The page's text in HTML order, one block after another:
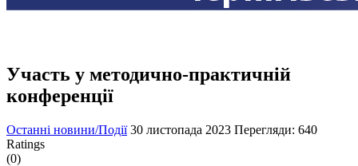
Участь у методично-практичній
конференції
Останні новини/Події 30 листопада 2023 Перегляди: 640
Ratings
(0)